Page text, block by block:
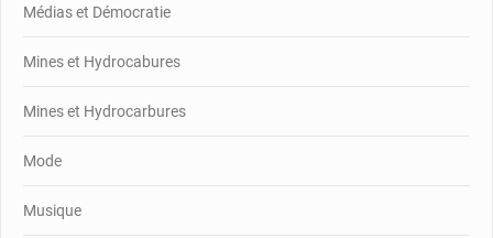
Médias et Démocratie
Mines et Hydrocabures
Mines et Hydrocarbures
Mode
Musique